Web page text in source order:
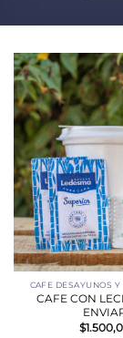
CAFE DESAYUNOS
CAFE CON
$